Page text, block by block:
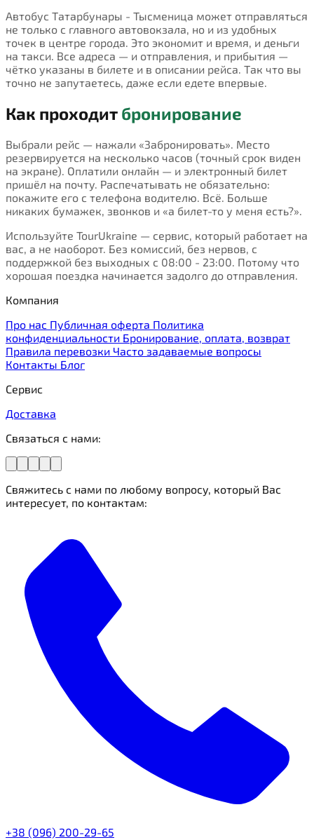
Автобус Татарбунары - Тысменица может отправляться
не только с главного автовокзала, но и из удобных
точек в центре города. Это экономит и время, и деньги
на такси. Все адреса — и отправления, и прибытия —
чётко указаны в билете и в описании рейса. Так что вы
точно не запутаетесь, даже если едете впервые.
Как проходит бронирование
Выбрали рейс — нажали «Забронировать». Место
резервируется на несколько часов (точный срок виден
на экране). Оплатили онлайн — и электронный билет
пришёл на почту. Распечатывать не обязательно:
покажите его с телефона водителю. Всё. Больше
никаких бумажек, звонков и «а билет-то у меня есть?».
Используйте TourUkraine — сервис, который работает на
вас, а не наоборот. Без комиссий, без нервов, с
поддержкой без выходных с 08:00 - 23:00. Потому что
хорошая поездка начинается задолго до отправления.
Компания
Про нас Публичная оферта Политика
конфиденциальности Бронирование, оплата, возврат
Правила перевозки Часто задаваемые вопросы
Контакты Блог
Сервис
Доставка
Связаться с нами:
Свяжитесь с нами по любому вопросу, который Вас
интересует, по контактам:
+38 (096) 200-29-65